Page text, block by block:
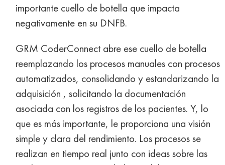
importante cuello de botella que impacta
negativamente en su DNFB.
GRM CoderConnect abre ese cuello de botella
reemplazando los procesos manuales con procesos
automatizados, consolidando y estandarizando la
adquisición , solicitando la documentación
asociada con los registros de los pacientes. Y, lo
que es más importante, le proporciona una visión
simple y clara del rendimiento. Los procesos se
realizan en tiempo real junto con ideas sobre las